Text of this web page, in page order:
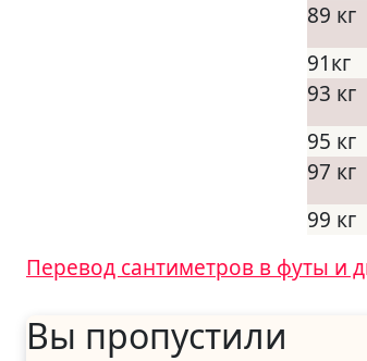
89 кг
91кг
93 кг
95 кг
97 кг
99 кг
Навигация
по
Перевод сантиметров в футы и
Вы пропустили